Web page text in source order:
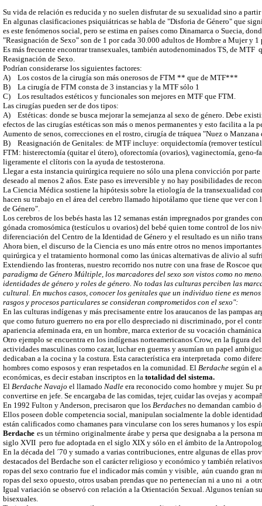
Su vida de relación es reducida y no suelen disfrutar de su sexualidad sino a
En algunas clasificaciones psiquiátricas se habla de "Disforia de Género" que
es este fenómenos social, pero se estima en países como Dinamarca o Suecia,
"Reasignación de Sexo" son de 1 por cada 30.000 adultos de Hombre a Mujer y
Es más frecuente encontrar transexuales, también autodenominados TS, de
Reasignación de Sexo.
Podrían considerarse los siguientes factores:
A)
Los costos de la cirugía son más onerosos de FTM ** que de MTF***
B)
La cirugía de FTM consta de 3 instancias y la MTF sólo 1
C)
Los resultados estéticos y funcionales son mejores en MTF que FTM.
Las cirugías pueden ser de dos tipos:
A)
Estéticas: donde se busca mejorar la semejanza al sexo de género. Debe
efectos de las cirugías estéticas son más o menos permanentes y esto facilita a
Aumento de senos, correcciones en el rostro, cirugía de tráquea "Nuez o
B)
Reasignación de Genitales: de MTF incluye: orquidectomía (remover
FTM: histerectomía (quitar el útero), oforectomía (ovarios), vaginectomía,
ligeramente el clítoris con la ayuda de testosterona.
Llegar a esta instancia quirúrgica requiere no sólo una plena convicción por
deseado al menos 2 años. Este paso es irreversible y no hay posibilidades de
La Ciencia Médica sostiene la hipótesis sobre la etiología de la transexualidad
hacen su trabajo en el área del cerebro llamado hipotálamo que tiene que ver
de Género".
Los cerebros de los bebés hasta las 12 semanas están impregnados por grandes
gónada cromosómica (testículos u ovarios) del bebé quien tome control de los
diferenciación del Centro de la Identidad de Género y el resultado es un niño
Ahora bien, el discurso de la Ciencia es uno más entre otros no menos
quirúrgica y el tratamiento hormonal como las únicas alternativas de alivio al
Extendiendo las fronteras, nuestro recorrido nos nutre con una frase de Roscoe
paradigma de Género Múltiple, los marcadores del sexo son vistos como no
identidades de género y roles de género. No todas las culturas perciben las
cultural. En muchos casos, conocer los genitales que un individuo tiene es
rasgos y procesos particulares se consideran comprometidos con el sexo":
En las culturas indígenas y más precisamente entre los araucanos de las
que como futuro guerrero no era por ello despreciado ni discriminado, por el
apariencia afeminada era, en un hombre, marca exterior de su vocación
Otro ejemplo se encuentra en los indígenas norteamericanos Crow, en la figura
actividades masculinas como cazar, luchar en guerras y asumían un papel
dedicaban a la cocina y la costura. Esta característica era interpretada como
hombres como esposos y eran respetados en la comunidad. El Berdache según el
económicas, es decir estaban inscriptos en la totalidad del sistema.
El Berdache Navajo el llamado Nadle era reconocido como hombre y mujer. Su
convertirse en jefe. Se encargaba de las comidas, tejer, cuidar las ovejas y
En 1992 Fulton y Anderson, precisaron que los Berdaches no demandan cambio
Ellos poseen doble competencia social, manipulan socialmente la doble
están calificados como chamanes para vincularse con los seres humanos y los
Berdache es un término originalmente árabe y persa que designaba a la
siglo XVII pero fue adoptada en el siglo XIX y sólo en el ámbito de la
En la década del ´70 y sumado a varias contribuciones, entre algunas de ellas
destacados del Berdache son el carácter religioso y económico y también
ropas del sexo contrario fue el indicador más común y visible, aún cuando gran
ropas del sexo opuesto, otros usaban prendas que no pertenecían ni a uno ni a
Igual variación se observó con relación a la Orientación Sexual. Algunos tenían
bisexuales.